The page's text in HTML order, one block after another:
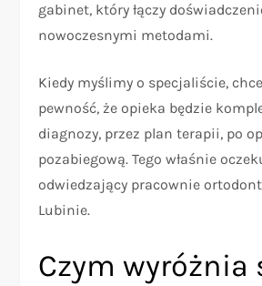
gabinet, który łączy
nowoczesnymi metodami.
Kiedy myślimy o specjaliście,
pewność, że opieka będzie
diagnozy, przez plan terapii, po
pozabiegową. Tego właśnie
odwiedzający pracownie
Lubinie.
Czym wyróżnia